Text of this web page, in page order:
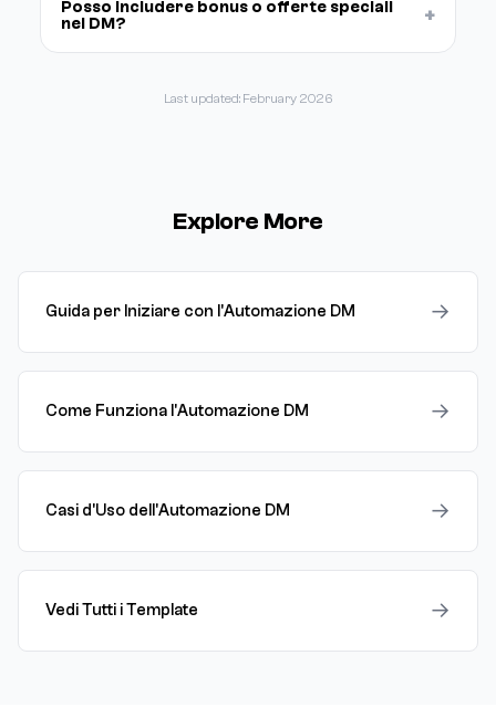
Posso includere bonus o offerte speciali
nel DM?
+
Last updated: February 2026
Explore More
Guida per Iniziare con l'Automazione DM →
Come Funziona l'Automazione DM →
Casi d'Uso dell'Automazione DM →
Vedi Tutti i Template →